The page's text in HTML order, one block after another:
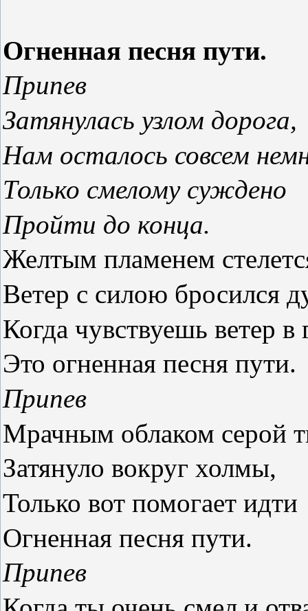
Огненная песня пути.
Припев
Затянулась узлом дорога,
Нам осталось совсем
Только смелому суждено
Пройти до конца.
Желтым пламенем
Ветер с силою бросился
Когда чувствуешь ветер в
Это огненная песня пути.
Припев
Мрачным облаком серой
Затянуло вокруг холмы,
Только вот помогает идти
Огненная песня пути.
Припев